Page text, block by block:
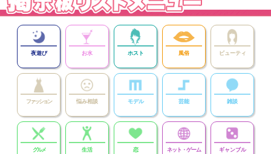
夜遊び お水 ホスト 風俗 ビューティ
ファッション 悩み相談 モデル 芸能 雑談
グルメ 生活 恋 ネット・ゲーム ギャンブル